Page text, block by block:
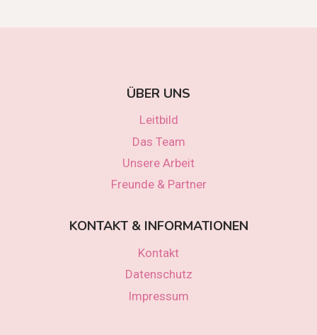
ÜBER UNS
Leitbild
Das Team
Unsere Arbeit
Freunde & Partner
KONTAKT & INFORMATIONEN
Kontakt
Datenschutz
Impressum